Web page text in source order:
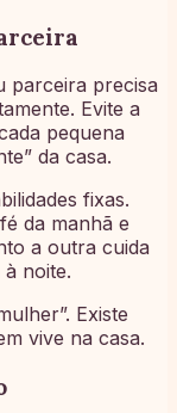
parceira precisa
Evite a
pequena
da casa.
fixas.
da manhã e
a outra cuida
noite.
Existe
vive na casa.